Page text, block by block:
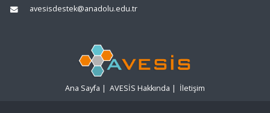
avesisdestek@anadolu.edu.tr
Ana Sayfa | AVESİS Hakkında | İletişim